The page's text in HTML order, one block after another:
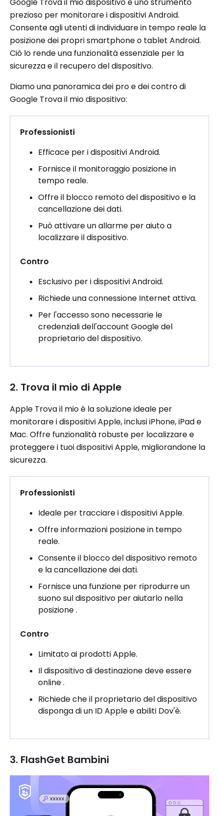
prezioso per monitorare i dispositivi Android.
Consente agli utenti di individuare in tempo reale la
posizione dei propri smartphone o tablet Android.
Ciò lo rende una funzionalità essenziale per la
sicurezza e il recupero del dispositivo.
Diamo una panoramica dei pro e dei contro di
Google Trova il mio dispositivo:
Professionisti
Efficace per i dispositivi Android.
Fornisce il monitoraggio posizione in
tempo reale.
Offre il blocco remoto del dispositivo e la
cancellazione dei dati.
Può attivare un allarme per aiuto a
localizzare il dispositivo.
Contro
Esclusivo per i dispositivi Android.
Richiede una connessione Internet attiva.
Per l'accesso sono necessarie le
credenziali dell'account Google del
proprietario del dispositivo.
2. Trova il mio di Apple
Apple Trova il mio è la soluzione ideale per
monitorare i dispositivi Apple, inclusi iPhone, iPad e
Mac. Offre funzionalità robuste per localizzare e
proteggere i tuoi dispositivi Apple, migliorandone la
sicurezza.
Professionisti
Ideale per tracciare i dispositivi Apple.
Offre informazioni posizione in tempo
reale.
Consente il blocco del dispositivo remoto
e la cancellazione dei dati.
Fornisce una funzione per riprodurre un
suono sul dispositivo per aiutarlo nella
posizione .
Contro
Limitato ai prodotti Apple.
Il dispositivo di destinazione deve essere
online .
Richiede che il proprietario del dispositivo
disponga di un ID Apple e abiliti Dov'è.
3. FlashGet Bambini